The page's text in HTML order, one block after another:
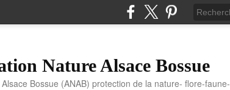
Nature Alsace Bossue
Bossue (ANAB) protection de la nature- flore-faune-